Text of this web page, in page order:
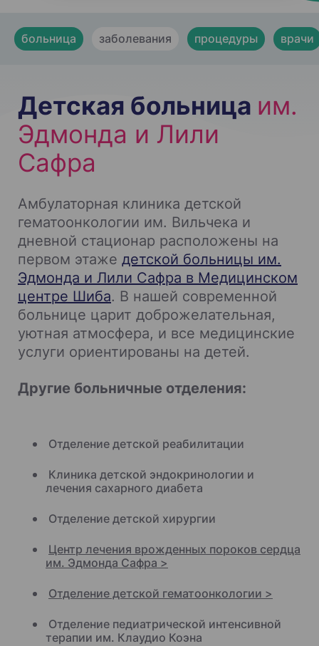
больница заболевания процедуры врачи
Детская больница им.
Эдмонда и Лили
Сафра
Амбулаторная клиника детской
гематоонкологии им. Вильчека и
дневной стационар расположены на
первом этаже детской больницы им.
Эдмонда и Лили Сафра в Медицинском
центре Шиба. В нашей современной
больнице царит доброжелательная,
уютная атмосфера, и все медицинские
услуги ориентированы на детей.
Другие больничные отделения:
Отделение детской реабилитации
Клиника детской эндокринологии и
лечения сахарного диабета
Отделение детской хирургии
Центр лечения врожденных пороков сердца
им. Эдмонда Сафра >
Отделение детской гематоонкологии >
Отделение педиатрической интенсивной
терапии им. Клаудио Коэна